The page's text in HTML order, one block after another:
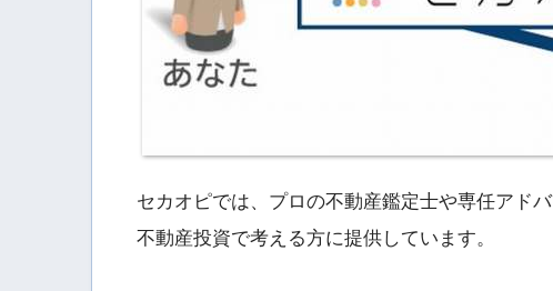
セカオピでは、プロの不動産鑑定士や専任アド
不動産投資で考える方に提供しています。